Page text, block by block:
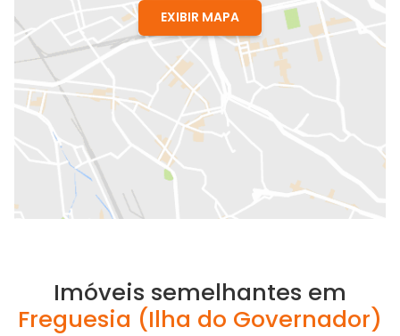
EXIBIR MAPA
Imóveis semelhantes em
Freguesia (Ilha do Governador)